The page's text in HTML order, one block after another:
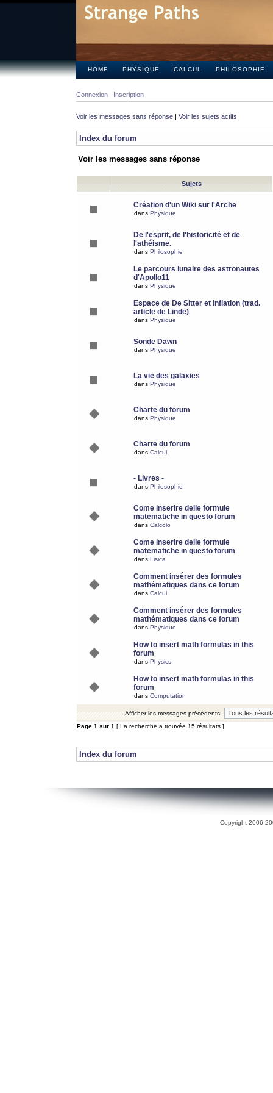
HOME PHYSIQUE CALCUL PHILOSOPHIE
Connexion Inscription
Voir les messages sans réponse | Voir les sujets actifs
Index du forum
Voir les messages sans réponse
Sujets
Création d'un Wiki sur l'Arche
dans Physique
De l'esprit, de l'historicité et de
l'athéisme.
dans Philosophie
Le parcours lunaire des astronautes
d'Apollo11
dans Physique
Espace de De Sitter et inflation (trad.
article de Linde)
dans Physique
Sonde Dawn
dans Physique
La vie des galaxies
dans Physique
Charte du forum
dans Physique
Charte du forum
dans Calcul
- Livres -
dans Philosophie
Come inserire delle formule
matematiche in questo forum
dans Calcolo
Come inserire delle formule
matematiche in questo forum
dans Fisica
Comment insérer des formules
mathématiques dans ce forum
dans Calcul
Comment insérer des formules
mathématiques dans ce forum
dans Physique
How to insert math formulas in this
forum
dans Physics
How to insert math formulas in this
forum
dans Computation
Afficher les messages précédents:
Page 1 sur 1 [ La recherche a trouvée 15 résultats ]
Index du forum
Copyright 2006-